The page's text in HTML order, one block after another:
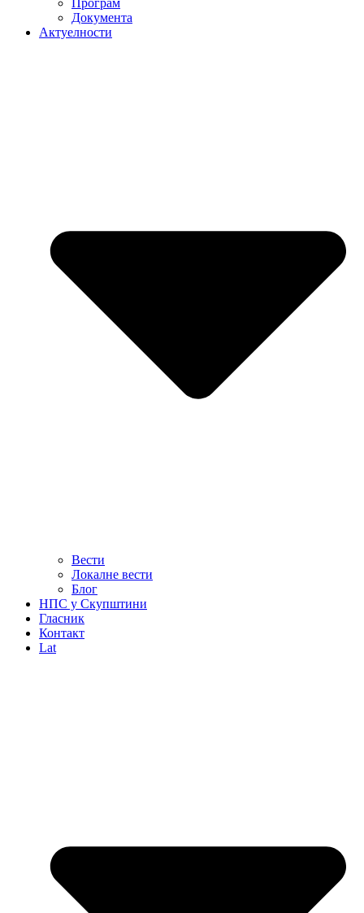
Документа
Актуелности
Вести
Локалне вести
Блог
НПС у Скупштини
Гласник
Контакт
Lat